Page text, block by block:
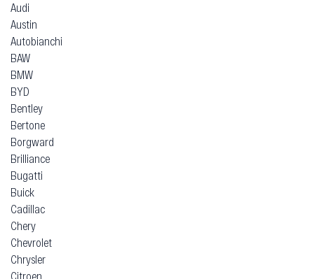
Audi
Austin
Autobianchi
BAW
BMW
BYD
Bentley
Bertone
Borgward
Brilliance
Bugatti
Buick
Cadillac
Chery
Chevrolet
Chrysler
Citroen